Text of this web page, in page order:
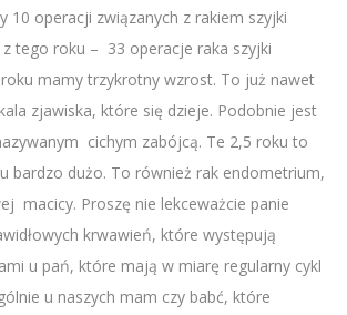
10 operacji związanych z rakiem szyjki
z tego roku – 33 operacje raka szyjki
roku mamy trzykrotny wzrost. To już nawet
zjawiska, które się dzieje. Podobnie jest
cichym zabójcą. Te 2,5 roku to
bardzo dużo. To również rak endometrium,
macicy. Proszę nie lekceważcie panie
krwawień, które występują
u pań, które mają w miarę regularny cykl
u naszych mam czy babć, które